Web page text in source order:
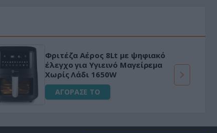
Φριτέζα Αέρος 8Lt με ψηφιακό
έλεγχο για Υγιεινό Μαγείρεμα
Χωρίς Λάδι 1650W
ΑΓΟΡΑΣΕ ΤΟ